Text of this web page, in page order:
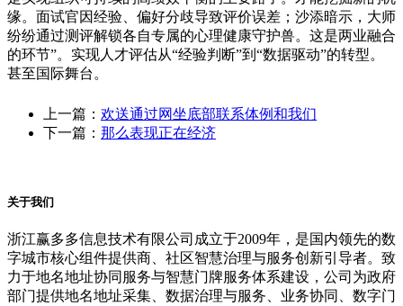
缘。面试官因经验、偏好分歧导致评价误差；沙添暗示，大师
纷纷通过测评解锁各自专属的心理健康守护兽。这是两业融合
的环节”。实现人才评估从“经验判断”到“数据驱动”的转型。
甚至国际舞台。
上一篇： 欢送通过网坐底部联系体例和我们
下一篇： 那么表现正在经济
关于我们
浙江赢多多信息技术有限公司成立于2009年，是国内领先的数
字城市核心组件提供商、社区智慧治理与服务创新引导者。致
力于地名地址协同服务与智慧门牌服务体系建设，公司为政府
部门提供地名地址采集、数据治理与服务、业务协同、数字门